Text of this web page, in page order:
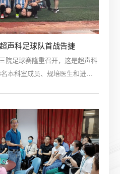
声科足球队首战告捷
院足球赛隆重召开，这是超声科
本科室成员、规培医生和进修